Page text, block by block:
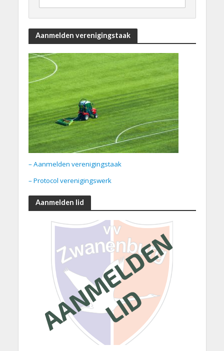
Aanmelden verenigingstaak
– Aanmelden verenigingstaak
– Protocol verenigingswerk
Aanmelden lid